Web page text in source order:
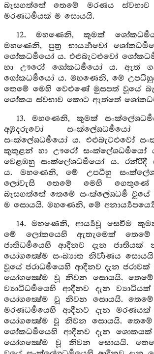
බැසගත්තේ තෙමේ මරණය
මරණධර්‍මයක් ම සොයයි.
12. මහණෙනි, කුමක්
මහණෙනි, පුත්‍ර භාර්‍ය්‍යාවෝ
ශෝකධර්‍මයෝ ය. එළුබැටළුවෝ
හා ඌරෝ ශෝකධර්‍මයෝ ය. ඇත්
ශෝකධර්‍මයෝ ය. මහණෙනි, මේ
තෙමේ මෙහි වෙළුණේ මුසපත් වූයේ
ශෝකය ස්වභාව කොට ඇත්තේ
13. මහණෙනි, කුමක්
අඹුදරුවෝ සංක්ලේශධර්‍මයෝ
සංක්ලේශධර්‍මයෝ ය. එළුබැටළුවෝ
කුකුළන් හා ඌරෝ
වෙළඹහු සංක්ලේශධර්‍මයෝ ය. රන්රිදී
ය. මහණෙනි, මේ උපධීහු
ලෝවැසි තෙමේ මෙහි
බැසගත්තේ තෙමේ සංක්ලේශධර්‍ම වූයේ
ම සොයයි. මහණෙනි, මේ
14. මහණෙනි, ආර්‍ය්‍යවූ සෙවීම
මේ ලෝකයෙහි ඇතැමෙක් තෙමේ
ජාතිධර්‍මයෙහි ආදීනව දැන ජාතියක්
යෝගක්‍ෂේම සංඛ්‍යාත නිර්‍වාණය
වූයේ ජරාධර්‍මයෙහි ආදීනව දැන
යෝගක්‍ෂේම වූ නිවන සොයයි. තෙමේ
ව්‍යාධිධර්‍මයෙහි ආදීනව දැන
යෝගක්‍ෂේම වූ නිවන සොයයි. තෙමේ
මරණධර්‍මයෙහි ආදීනව දැන
යෝගක්‍ෂේම වූ නිවන සොයයි. තෙමේ
ශෝකධර්‍මයෙහි ආදීනව දැන
යෝගක්‍ෂේම වූ නිවන සොයයි.